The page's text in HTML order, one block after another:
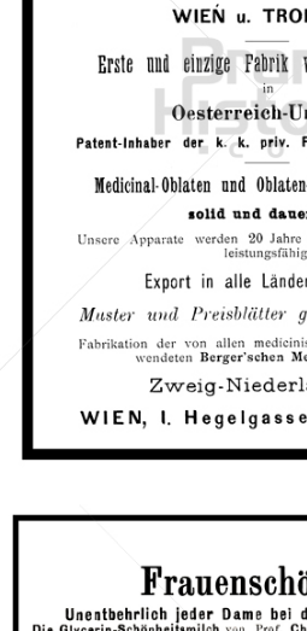
G. HELL & COMP., Wien G.